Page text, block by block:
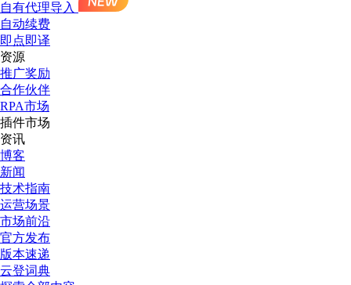
自有代理导入
自动续费
即点即译
资源
推广奖励
合作伙伴
RPA市场
插件市场
资讯
博客
新闻
技术指南
运营场景
市场前沿
官方发布
版本速递
云登词典